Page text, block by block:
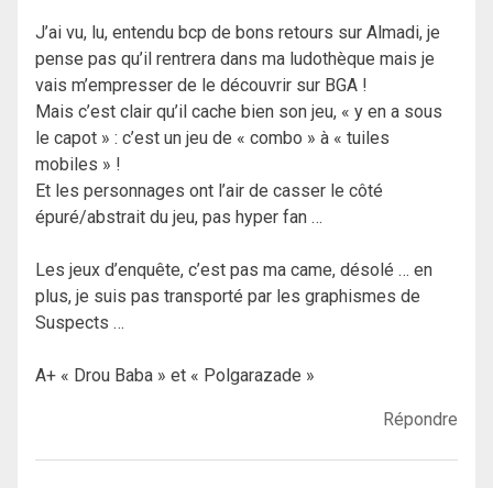
J’ai vu, lu, entendu bcp de bons retours sur Almadi, je
pense pas qu’il rentrera dans ma ludothèque mais je
vais m’empresser de le découvrir sur BGA !
Mais c’est clair qu’il cache bien son jeu, « y en a sous
le capot » : c’est un jeu de « combo » à « tuiles
mobiles » !
Et les personnages ont l’air de casser le côté
épuré/abstrait du jeu, pas hyper fan …
Les jeux d’enquête, c’est pas ma came, désolé … en
plus, je suis pas transporté par les graphismes de
Suspects …
A+ « Drou Baba » et « Polgarazade »
Répondre